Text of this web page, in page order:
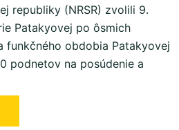
republiky (NRSR) zvolili 9.
Patakyovej po ôsmich
funkčného obdobia Patakyovej
podnetov na posúdenie a